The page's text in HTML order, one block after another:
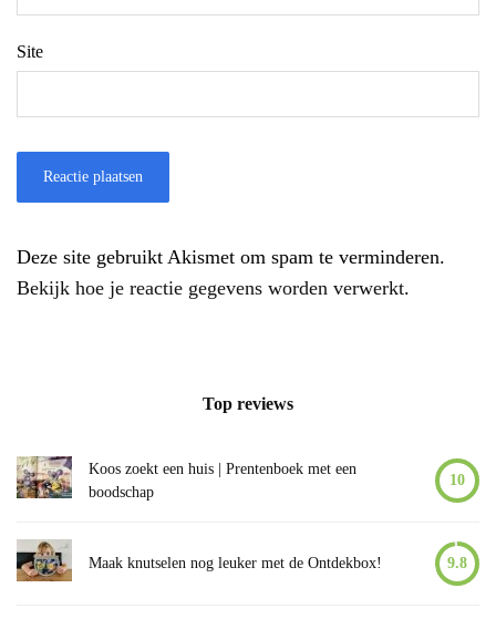
Site
Deze site gebruikt Akismet om spam te verminderen.
Bekijk hoe je reactie gegevens worden verwerkt.
Top reviews
Koos zoekt een huis | Prentenboek met een
boodschap
10
Maak knutselen nog leuker met de Ontdekbox! 9.8